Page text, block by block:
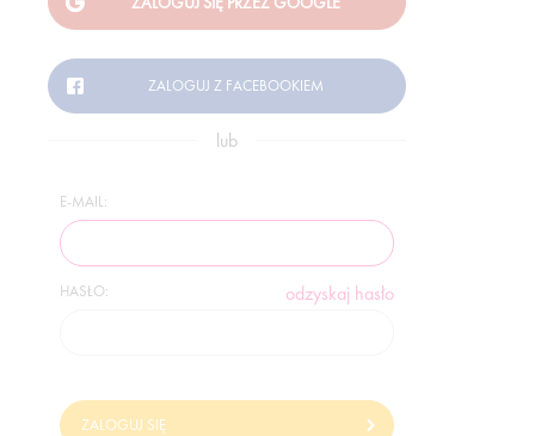
lub
E-MAIL:
HASŁO: odzyskaj hasło
ZALOGUJ SIĘ